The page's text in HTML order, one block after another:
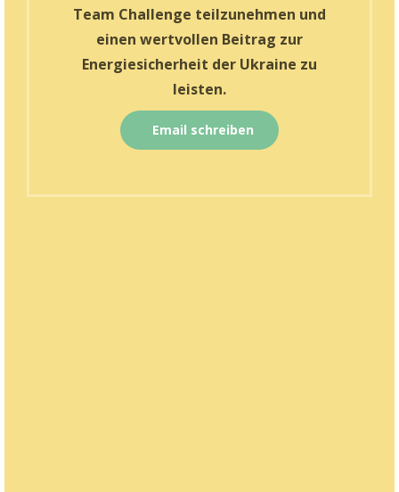
Team Challenge teilzunehmen und
einen wertvollen Beitrag zur
Energiesicherheit der Ukraine zu
leisten.
Email schreiben